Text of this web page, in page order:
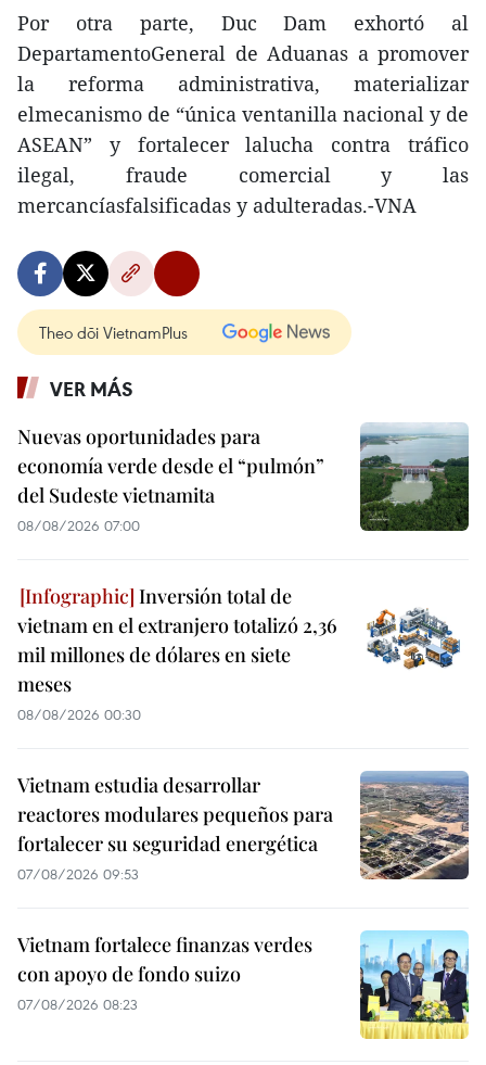
Por otra parte, Duc Dam exhortó al
DepartamentoGeneral de Aduanas a promover
la reforma administrativa, materializar
elmecanismo de “única ventanilla nacional y de
ASEAN” y fortalecer lalucha contra tráfico
ilegal, fraude comercial y las
mercancíasfalsificadas y adulteradas.-VNA
Theo dõi VietnamPlus
VER MÁS
Nuevas oportunidades para
economía verde desde el “pulmón”
del Sudeste vietnamita
08/08/2026 07:00
Inversión total de
vietnam en el extranjero totalizó 2,36
mil millones de dólares en siete
meses
08/08/2026 00:30
Vietnam estudia desarrollar
reactores modulares pequeños para
fortalecer su seguridad energética
07/08/2026 09:53
Vietnam fortalece finanzas verdes
con apoyo de fondo suizo
07/08/2026 08:23